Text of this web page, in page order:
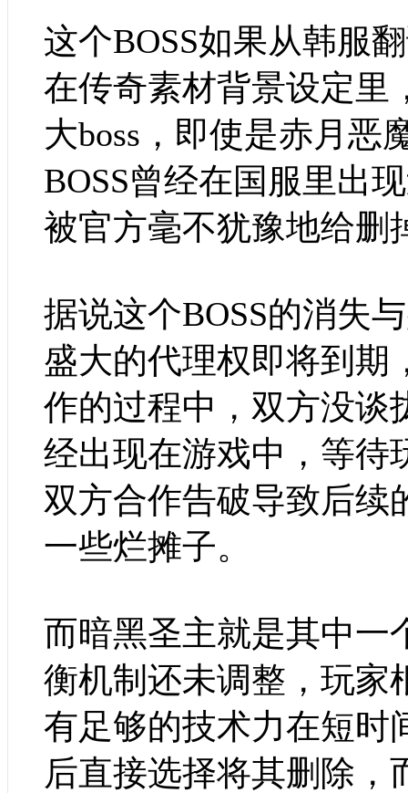
这个BOSS如果从韩服
在传奇素材背景设定里
大boss，即使是赤月恶
BOSS曾经在国服里出
被官方毫不犹豫地给删
据说这个BOSS的消失
盛大的代理权即将到期
作的过程中，双方没谈
经出现在游戏中，等待
双方合作告破导致后续
一些烂摊子。
而暗黑圣主就是其中一
衡机制还未调整，玩家
有足够的技术力在短时
后直接选择将其删除，